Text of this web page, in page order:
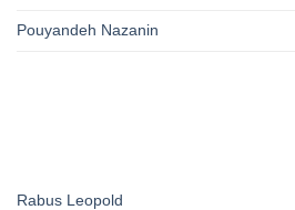
Pouyandeh Nazanin
Rabus Leopold